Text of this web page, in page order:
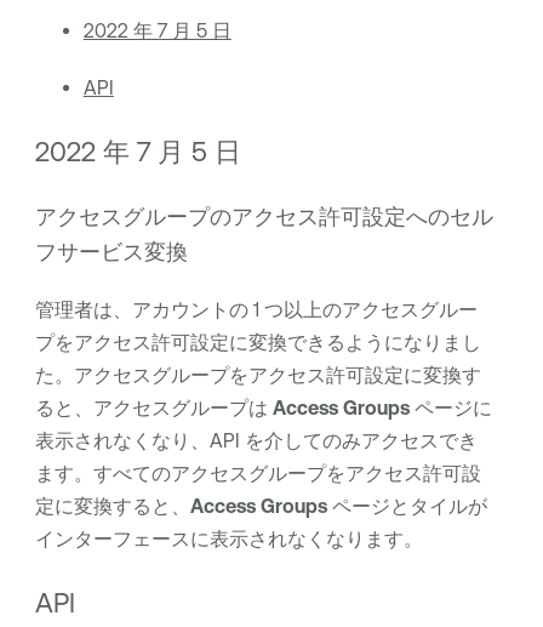
2022 年 7 月 5 日
API
2022 年 7 月 5 日
アクセスグループのアクセス許可設定へのセル
フサービス変換
管理者は、アカウントの 1 つ以上のアクセスグルー
プをアクセス許可設定に変換できるようになりまし
た。アクセスグループをアクセス許可設定に変換す
ると、アクセスグループは Access Groupsページに
表示されなくなり、API を介してのみアクセスでき
ます。すべてのアクセスグループをアクセス許可設
定に変換すると、 Access Groupsページとタイルが
インターフェースに表示されなくなります。
API